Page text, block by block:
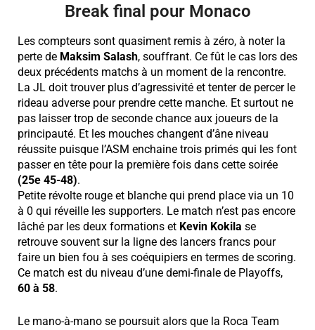
Break final pour Monaco
Les compteurs sont quasiment remis à zéro, à noter la
perte de Maksim Salash, souffrant. Ce fût le cas lors des
deux précédents matchs à un moment de la rencontre.
La JL doit trouver plus d’agressivité et tenter de percer le
rideau adverse pour prendre cette manche. Et surtout ne
pas laisser trop de seconde chance aux joueurs de la
principauté. Et les mouches changent d’âne niveau
réussite puisque l’ASM enchaine trois primés qui les font
passer en tête pour la première fois dans cette soirée
(25e 45-48).
Petite révolte rouge et blanche qui prend place via un 10
à 0 qui réveille les supporters. Le match n’est pas encore
lâché par les deux formations et Kevin Kokila se
retrouve souvent sur la ligne des lancers francs pour
faire un bien fou à ses coéquipiers en termes de scoring.
Ce match est du niveau d’une demi-finale de Playoffs,
60 à 58.
Le mano-à-mano se poursuit alors que la Roca Team